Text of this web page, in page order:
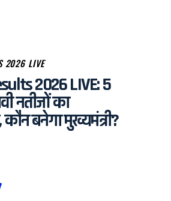
2026 LIVE
2026 LIVE: 5
नतीजों का
बनेगा मुख्यमंत्री?